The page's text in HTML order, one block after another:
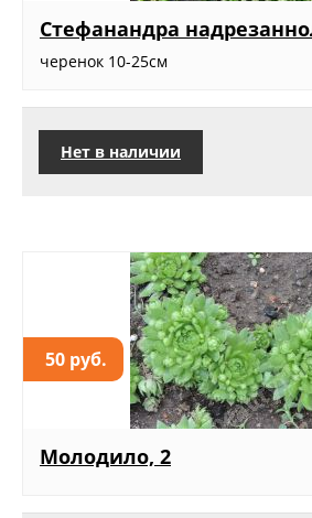
Стефанандра
черенок 10-25см
Нет в наличии
50 руб.
Молодило, 2